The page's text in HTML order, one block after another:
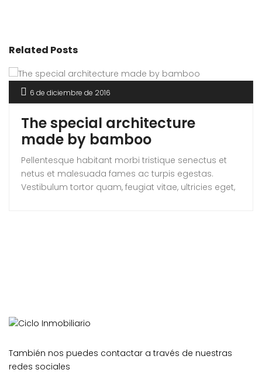
Related Posts
6 de diciembre de 2016
The special architecture
made by bamboo
Pellentesque habitant morbi tristique senectus et
netus et malesuada fames ac turpis egestas.
Vestibulum tortor quam, feugiat vitae, ultricies eget,
También nos puedes contactar a través de nuestras
redes sociales